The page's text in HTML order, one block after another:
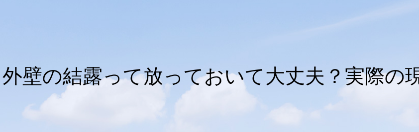
外壁の結露って放っておいて大丈夫？実際の